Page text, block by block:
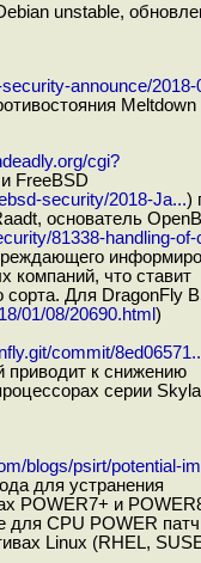
unstable,
announce/2018-
Meltdown
cgi?
FreeBSD
security/2018-Ja...)
основатель
81338-handling-of-
компаний, что ставит
сорта. Для DragonFly
01/08/20690.html )
commit/
приводит к снижению
серии
blogs/psirt/potential-
для устранения
POWER7+ и
для CPU POWER
Linux (RHEL,